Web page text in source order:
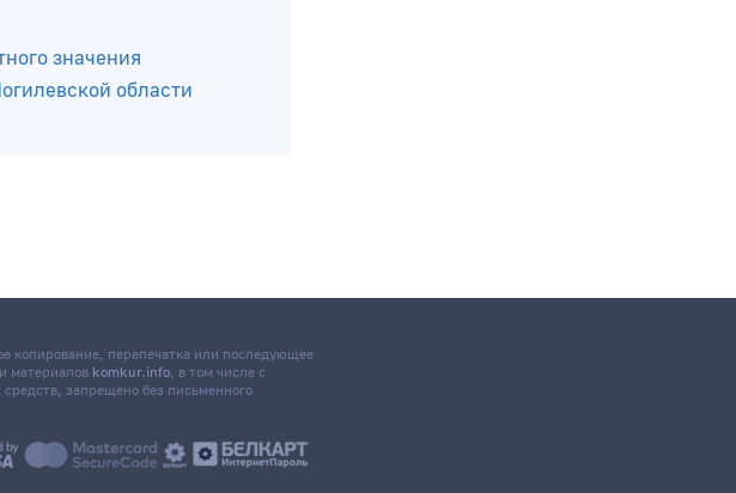
среде почти 150
копирование, перепечатка или последующее
материаловkomkur.info, в том числе с